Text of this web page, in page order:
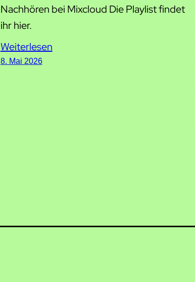
Nachhören bei Mixcloud Die Playlist findet
ihr hier.
Weiterlesen
8. Mai 2026